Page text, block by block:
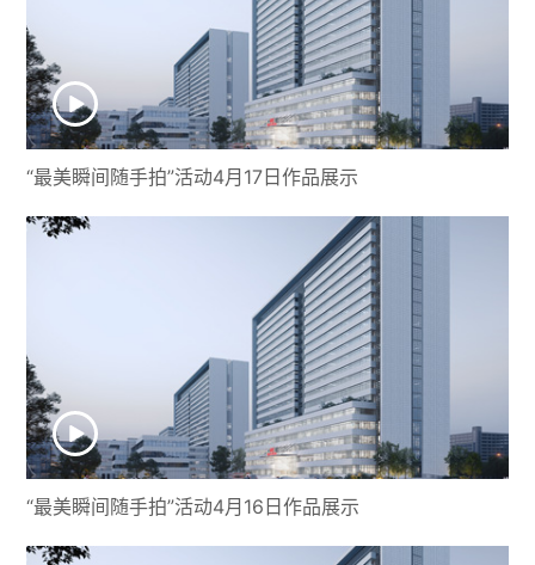
“最美瞬间随手拍”活动4月17日作品展示
“最美瞬间随手拍”活动4月16日作品展示